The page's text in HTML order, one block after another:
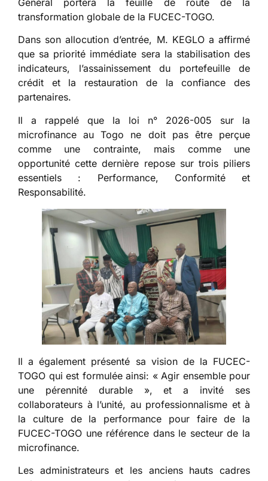
transformation globale de la FUCEC-TOGO.
Dans son allocution d’entrée, M. KEGLO a affirmé
que sa priorité immédiate sera la stabilisation des
indicateurs, l’assainissement du portefeuille de
crédit et la restauration de la confiance des
partenaires.
Il a rappelé que la loi n° 2026-005 sur la
microfinance au Togo ne doit pas être perçue
comme une contrainte, mais comme une
opportunité cette dernière repose sur trois piliers
essentiels : Performance, Conformité et
Responsabilité.
Il a également présenté sa vision de la FUCEC-
TOGO qui est formulée ainsi: « Agir ensemble pour
une pérennité durable », et a invité ses
collaborateurs à l’unité, au professionnalisme et à
la culture de la performance pour faire de la
FUCEC-TOGO une référence dans le secteur de la
microfinance.
Les administrateurs et les anciens hauts cadres